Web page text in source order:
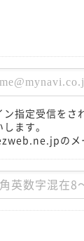
ン指定受信を
します。
のメ